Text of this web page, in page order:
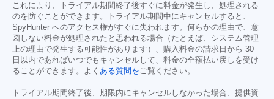
これにより、トライアル期間終了後すぐに料金が発生し、処理される
のを防ぐことができます。トライアル期間中にキャンセルすると、
SpyHunter へのアクセス権がすぐに失われます。何らかの理由で、意
図しない料金が処理されたと思われる場合（たとえば、システム管理
上の理由で発生する可能性があります）、購入料金の請求日から 30
日以内であればいつでもキャンセルして、料金の全額払い戻しを受け
ることができます。よく ある質問をご覧ください。
トライアル期間終了後、期限内にキャンセルしなかった場合、提供資